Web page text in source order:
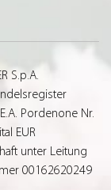
S.p.A.
Pordenone Nr.
EUR
unter Leitung
00162620249